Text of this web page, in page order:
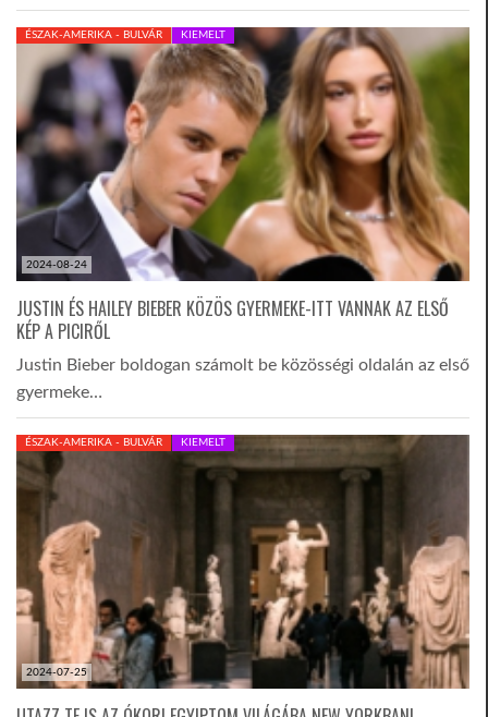
2024-08-24
ÉSZAK-AMERIKA - BULVÁR KIEMELT
JUSTIN ÉS HAILEY BIEBER KÖZÖS GYERMEKE-ITT VANNAK AZ ELSŐ
KÉP A PICIRŐL
Justin Bieber boldogan számolt be közösségi oldalán az első
gyermeke…
2024-07-25
ÉSZAK-AMERIKA - BULVÁR KIEMELT